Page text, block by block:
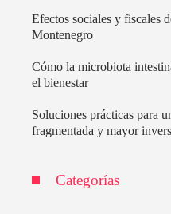
Efectos sociales y fiscales
Montenegro
Cómo la microbiota
el bienestar
Soluciones prácticas para
fragmentada y mayor
Categorías